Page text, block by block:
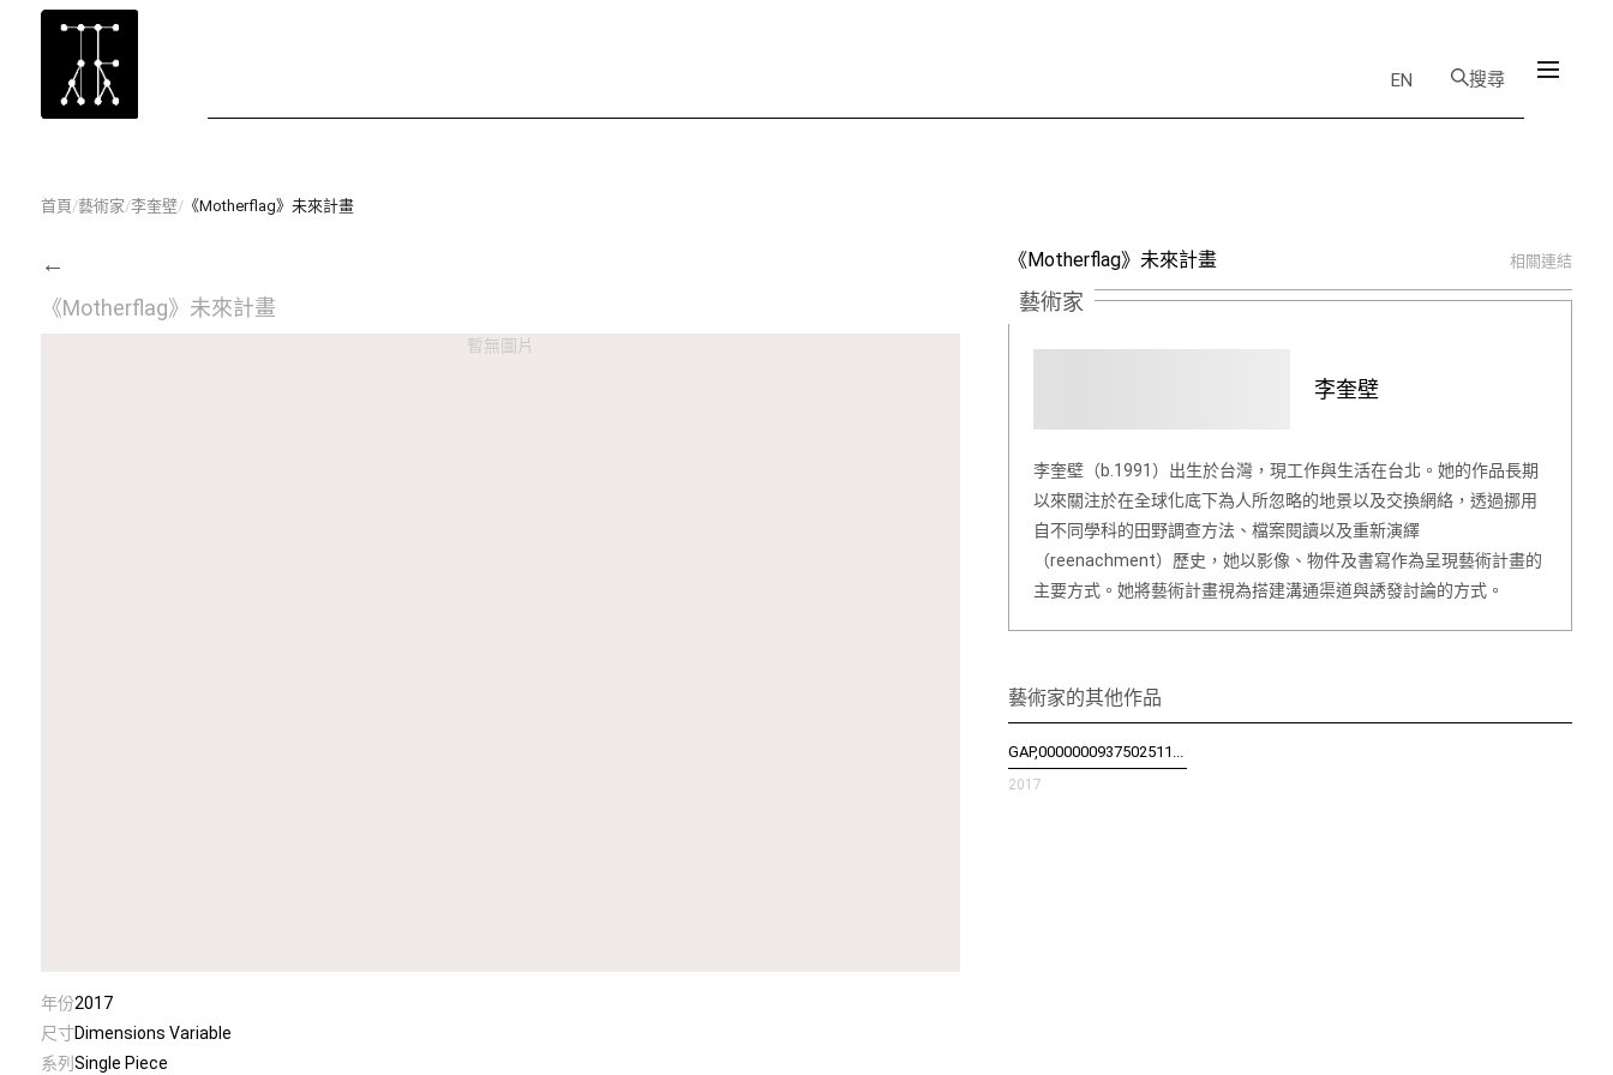
EN 搜尋
首頁/藝術家/李奎壁/《Motherflag》未來計畫
←
《Motherflag》未來計畫
暫無圖片
年份2017
尺寸Dimensions Variable
系列 Single Piece
《Motherflag》未來計畫 相關連結
藝術家
李奎壁
李奎壁（b.1991）出生於台灣，現工作與生活在台北。她的作品長期
以來關注於在全球化底下為人所忽略的地景以及交換網絡，透過挪用
自不同學科的田野調查方法、檔案閱讀以及重新演繹
（reenachment）歷史，她以影像、物件及書寫作為呈現藝術計畫的
主要方式。她將藝術計畫視為搭建溝通渠道與誘發討論的方式。
藝術家的其他作品
GAP,0000000937502511...
2017